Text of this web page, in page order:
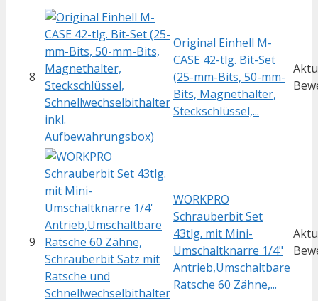
8
Original Einhell M-
CASE 42-tlg. Bit-Set
(25-mm-Bits, 50-mm-
Bits, Magnethalter,
Steckschlüssel,...
9
WORKPRO
Schrauberbit Set
43tlg. mit Mini-
Umschaltknarre 1/4"
Antrieb,Umschaltbare
Ratsche 60 Zähne,...